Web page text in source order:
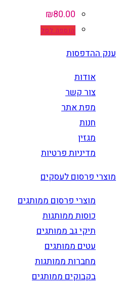
₪80.00
הוספה לסל
ענק ההדפסות
אודות
צור קשר
מפת אתר
חנות
מגזין
מדיניות פרטיות
מוצרי פרסום לעסקים
מוצרי פרסום ממותגים
כוסות ממותגות
תיקי גב ממותגים
עטים ממותגים
מחברות ממותגות
בקבוקים ממותגים